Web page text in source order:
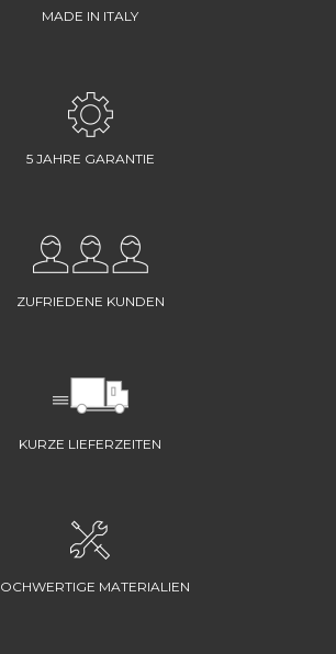
MADE IN ITALY
5 JAHRE GARANTIE
ZUFRIEDENE KUNDEN
KURZE LIEFERZEITEN
MATERIALIEN